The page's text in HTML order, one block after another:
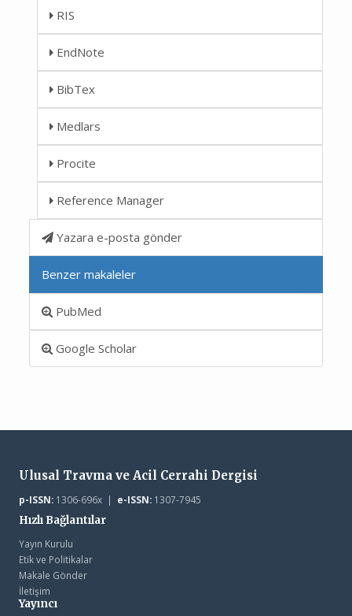
RIS
EndNote
BibTex
Medlars
Procite
Reference Manager
Yazara e-posta gönder
Benzer makaleler
PubMed
Google Scholar
Ulusal Travma ve Acil Cerrahi Dergisi
p-ISSN:1306-696x | e-ISSN:1307-7945
Hızlı Bağlantılar
Yayın Kurulu
Etik ve Politikalar
Makale Gönder
İletişim
Yayıncı